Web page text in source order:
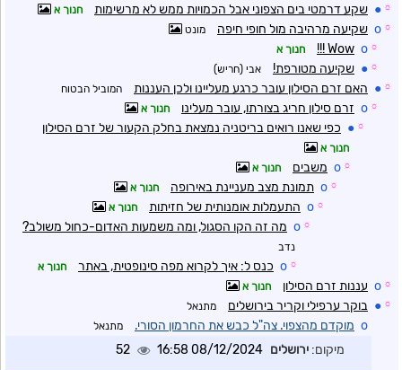
☼
● שקע דרמטי בים הצפוני אבל הכמויות ממש לא מרשימות חנוך א
☼
o שקיעה מרהיבה מול חופי חיפה מונט
☼
o
Wow !!! חנוך א
☼
● שקיעה מטורפת! אבי (חריש)
☼
● האם זרם הסילון עובר כרגע מעליינו ולכן העננות המוביל הבטוח
☼
o זרם סילון חריג בצורתו, עובר מעלינו חנוך א
☼
● כפי שאנו רואים בריטניה נמצאת בחלק הקעור של זרם הסילון
חנוך א
☼
o משבים חנוך א
☼
o תמונת מצב מעניינת באירופה חנוך א
☼
o התעמלות אומנותית של חזיתות חנוך א
☼
o מה זה הקו הסגול, ומה משמעות האדום-כחול משולב?
נדב
☼
o כנס ל: איך לקרוא מפה סינופטית, באתר חנוך א
☼
o עננות זרם הסילון חנוך א
☼
● בוקר ערפילי וקריר בירושלים מתנאל
o מוקדם מהצפוי. צה"ל כבש את החרמון הסורי. מתנאל
מיקום: ירושלים 08/12/2024 16:58
52